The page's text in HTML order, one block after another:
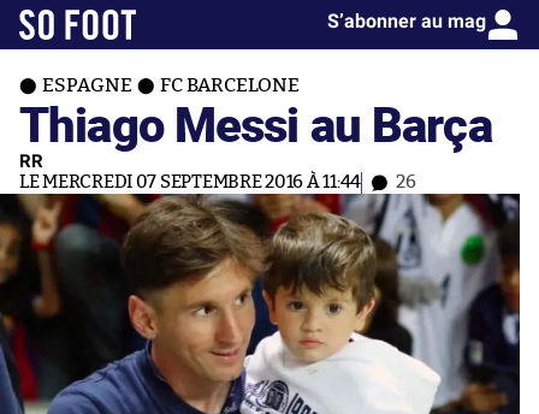
S’abonner au mag
ESPAGNE FC BARCELONE
Thiago Messi au Barça
RR
LE MERCREDI 07 SEPTEMBRE 2016 À 11:44 26